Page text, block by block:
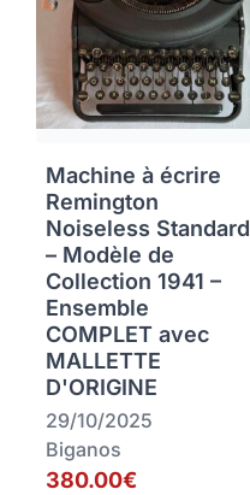
Machine à écrire
Remington
Noiseless Standard
– Modèle de
Collection 1941 –
Ensemble
COMPLET avec
MALLETTE
D'ORIGINE
29/10/2025
Biganos
380.00€